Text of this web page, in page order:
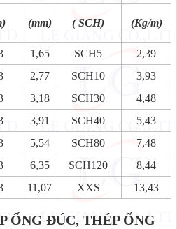
(mm) ( SCH) (Kg/m)
1,65 SCH5
2,39
2,77 SCH10
3,93
3,18 SCH30
4,48
3,91 SCH40
5,43
5,54 SCH80
7,48
6,35 SCH120
8,44
11,07 XXS 13,43
ỐNG ĐÚC, THÉP ỐNG